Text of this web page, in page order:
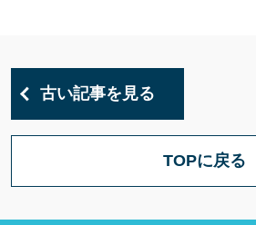
古い記事を見る
TOPに戻る